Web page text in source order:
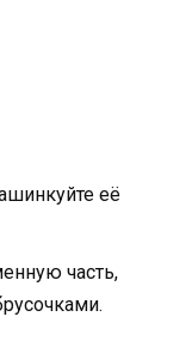
её
часть,